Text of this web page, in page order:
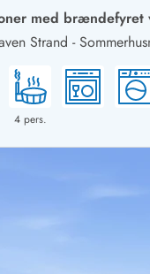
med hund
med brændefyret
Strand -
4pers.